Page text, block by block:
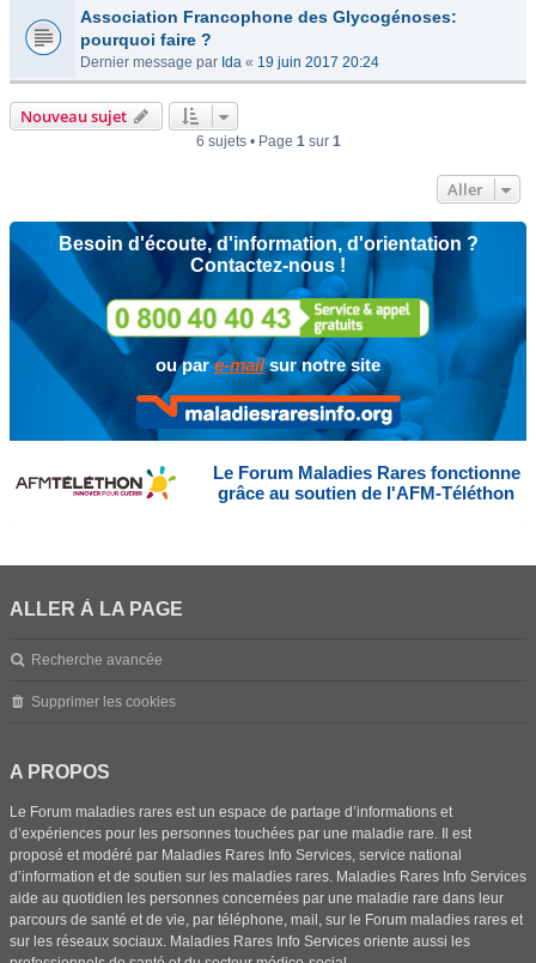
Association Francophone des Glycogénoses:
pourquoi faire ?
Dernier message par Ida « 19 juin 2017 20:24
Nouveau sujet
6 sujets • Page 1sur 1
Aller
Besoin d'écoute, d'information, d'orientation ?
Contactez-nous !
ou pare-mailsur notre site
Le Forum Maladies Rares fonctionne
grâce au soutien de l'AFM-Téléthon
ALLER À LA PAGE
Recherche avancée
Supprimer les cookies
A PROPOS
Le Forum maladies rares est un espace de partage d’informations et
d’expériences pour les personnes touchées par une maladie rare. Il est
proposé et modéré par Maladies Rares Info Services, service national
d’information et de soutien sur les maladies rares. Maladies Rares Info Services
aide au quotidien les personnes concernées par une maladie rare dans leur
parcours de santé et de vie, par téléphone, mail, sur le Forum maladies rares et
sur les réseaux sociaux. Maladies Rares Info Services oriente aussi les